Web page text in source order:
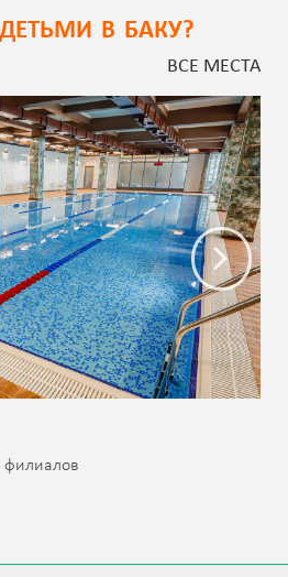
В БАКУ?
ВСЕ МЕСТА
филиалов